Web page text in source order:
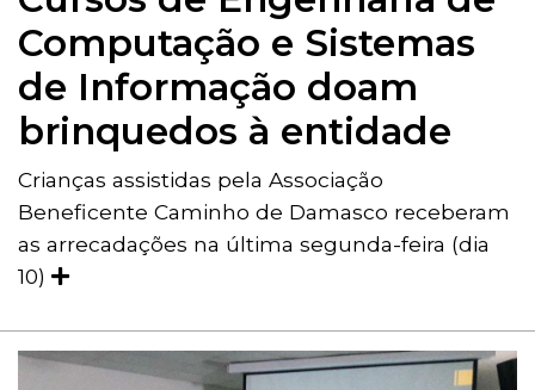
Computação e Sistemas
de Informação doam
brinquedos à entidade
Crianças assistidas pela Associação
Beneficente Caminho de Damasco receberam
as arrecadações na última segunda-feira (dia
10)